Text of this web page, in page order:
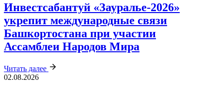
Инвестсабантуй «Зауралье‑2026»
укрепит международные связи
Башкортостана при участии
Ассамблеи Народов Мира
Читать далее
02.08.2026